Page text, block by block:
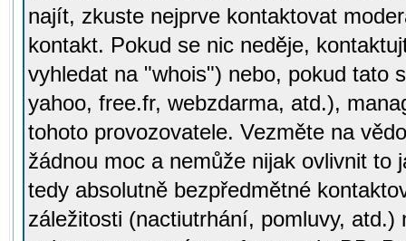
najít, zkuste nejprve kontaktovat
kontakt. Pokud se nic neděje,
vyhledat na "whois") nebo, pokud tato
yahoo, free.fr, webzdarma, atd.),
tohoto provozovatele. Vezměte na
žádnou moc a nemůže nijak ovlivnit to
tedy absolutně bezpředmětné
záležitosti (nactiutrhání, pomluvy,